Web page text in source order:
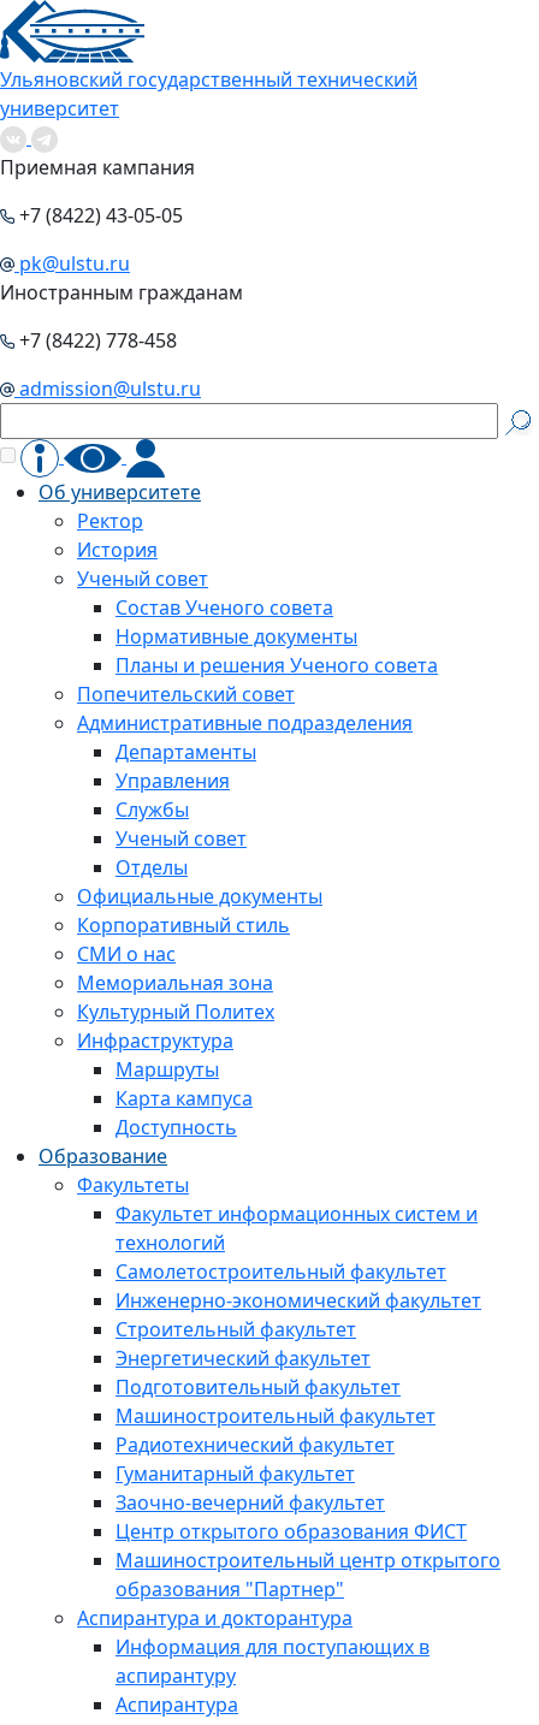
Ульяновский государственный технический
университет
Приемная кампания
+7 (8422) 43-05-05
pk@ulstu.ru
Иностранным гражданам
+7 (8422) 778-458
admission@ulstu.ru
Об университете
Ректор
История
Ученый совет
Состав Ученого совета
Нормативные документы
Планы и решения Ученого совета
Попечительский совет
Административные подразделения
Департаменты
Управления
Службы
Ученый совет
Отделы
Официальные документы
Корпоративный стиль
СМИ о нас
Мемориальная зона
Культурный Политех
Инфраструктура
Маршруты
Карта кампуса
Доступность
Образование
Факультеты
Факультет информационных систем и
технологий
Самолетостроительный факультет
Инженерно-экономический факультет
Строительный факультет
Энергетический факультет
Подготовительный факультет
Машиностроительный факультет
Радиотехнический факультет
Гуманитарный факультет
Заочно-вечерний факультет
Центр открытого образования ФИСТ
Машиностроительный центр открытого
образования "Партнер"
Аспирантура и докторантура
Информация для поступающих в
аспирантуру
Аспирантура